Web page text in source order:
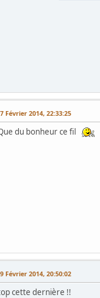
Février 2014, 22:33:25
du bonheur ce fil
Février 2014, 20:50:02
cette dernière !!